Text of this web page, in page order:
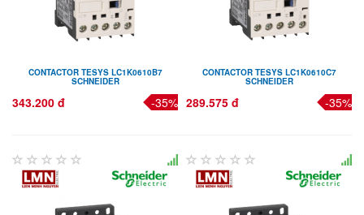
CONTACTOR TESYS LC1K0610B7
SCHNEIDER
343.200 đ -35%
CONTACTOR TESYS LC1K0610C7
SCHNEIDER
289.575 đ -35%